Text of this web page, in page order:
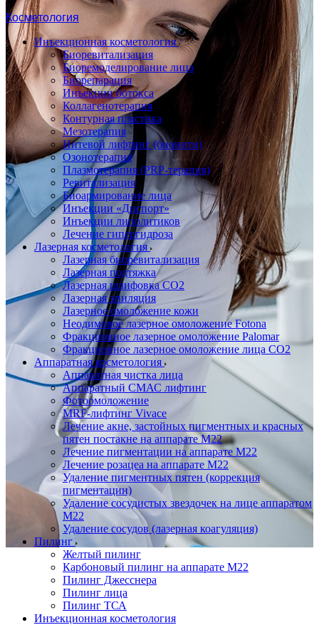
Косметология
Инъекционная косметология
Биоревитализация
Биоремоделирование лица
Биорепарация
Инъекции ботокса
Коллагенотерапия
Контурная пластика
Мезотерапия
Нитевой лифтинг (бионити)
Озонотерапия
Плазмотерапия (PRP-терапия)
Ревитализация
Биоармирование лица
Инъекции «Диспорт»
Инъекции липолитиков
Лечение гипергидроза
Лазерная косметология
Лазерная биоревитализация
Лазерная подтяжка
Лазерная шлифовка CO2
Лазерная эпиляция
Лазерное омоложение кожи
Неодимовое лазерное омоложение Fotona
Фракционное лазерное омоложение Palomar
Фракционное лазерное омоложение лица СО2
Аппаратная косметология
Аппаратная чистка лица
Аппаратный СМАС лифтинг
Фотоомоложение
MRF-лифтинг Vivace
Лечение акне, застойных пигментных и красных
пятен постакне на аппарате М22
Лечение пигментации на аппарате М22
Лечение розацеа на аппарате M22
Удаление пигментных пятен (коррекция
пигментации)
Удаление сосудистых звездочек на лице аппаратом
М22
Удаление сосудов (лазерная коагуляция)
Пилинг
Желтый пилинг
Карбоновый пилинг на аппарате M22
Пилинг Джесснера
Пилинг лица
Пилинг ТСА
Инъекционная косметология